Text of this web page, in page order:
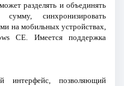
разделять и объединять
синхронизировать
на мобильных устройствах,
CE. Имеется поддержка
интерфейс, позволяющий